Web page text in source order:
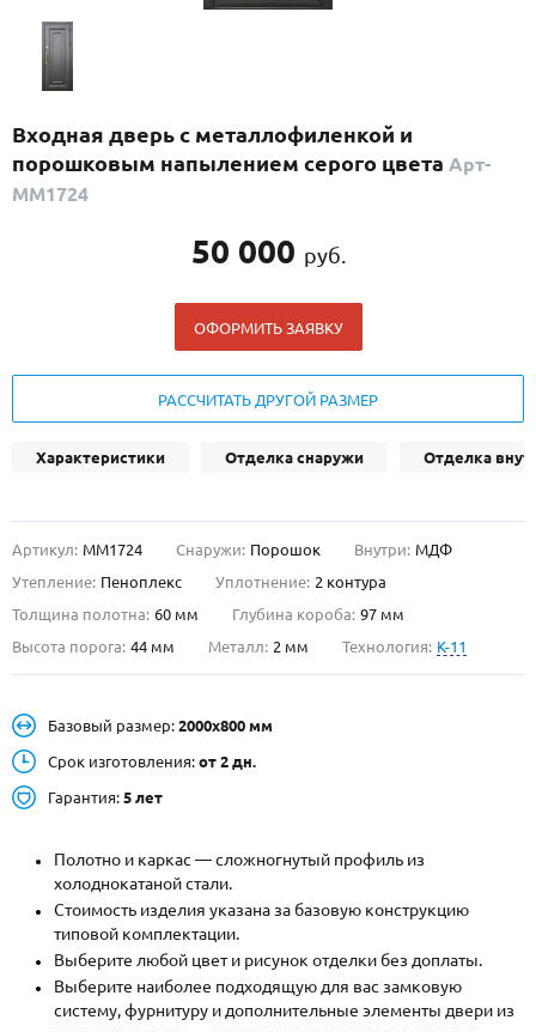
(29)
ПО НАЗНАЧЕНИЮ
ПО КОНСТРУКЦИИ
О НАС
КОНТАКТЫ
Москве и МО
НАЙТИ:
+7 (495) 411-44-41
INFO@META-M.RU
ЗАПРОСИТЬ РАСЧЕТ
Каталог Распродажа Как купить
Входная дверь с металлофиленкой и
порошковым напылением серого цвета Арт-
ММ1724
50 000 руб.
ОФОРМИТЬ ЗАЯВКУ
РАССЧИТАТЬ ДРУГОЙ РАЗМЕР
Характеристики Отделка снаружи Отделка
Артикул: ММ1724 Снаружи: Порошок Внутри: МДФ
Утепление: Пеноплекс Уплотнение: 2 контура
Толщина полотна: 60 мм Глубина короба: 97 мм
Высота порога: 44 мм Металл: 2 мм Технология: K-11
Базовый размер: 2000х800 мм
Срок изготовления: от 2 дн.
Гарантия: 5 лет
Полотно и каркас — сложногнутый профиль из
холоднокатаной стали.
Стоимость изделия указана за базовую конструкцию
типовой комплектации.
Выберите любой цвет и рисунок отделки без доплаты.
Выберите наиболее подходящую для вас замковую
систему, фурнитуру и дополнительные элементы двери из